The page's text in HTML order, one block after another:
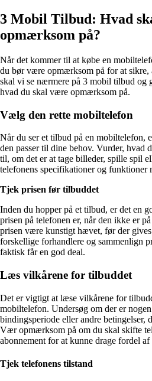
3 Mobil Tilbud: Hvad
opmærksom på?
Når det kommer til at købe en
du bør være opmærksom på for at sikre,
skal vi se nærmere på 3 mobil tilbud og
hvad du skal være opmærksom på.
Vælg den rette mobiltelefon
Når du ser et tilbud på en mobiltelefon,
den passer til dine behov. Vurder, hvad
til, om det er at tage billeder, spille spil
telefonens specifikationer og funktioner
Tjek prisen før tilbuddet
Inden du hopper på et tilbud, er det en
prisen på telefonen er, når den ikke er
prisen være kunstigt hævet, før der gives
forskellige forhandlere og sammenlign
faktisk får en god deal.
Læs vilkårene for tilbuddet
Det er vigtigt at læse vilkårene for
mobiltelefon. Undersøg om der er
bindingsperiode eller andre betingelser,
Vær opmærksom på om du skal skifte
abonnement for at kunne drage fordel
Tjek telefonens tilstand